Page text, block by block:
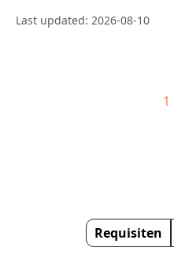
Last updated: 2026-08-10
1
Requisiten